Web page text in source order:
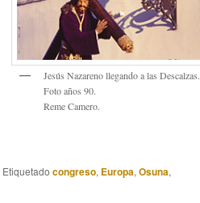
Jesús Nazareno llegando a las Descalzas.
Foto años 90.
Reme Camero.
Etiquetado congreso, Europa, Osuna,